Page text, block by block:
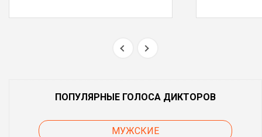
ПОПУЛЯРНЫЕ ГОЛОСА ДИКТОРОВ
МУЖСКИЕ